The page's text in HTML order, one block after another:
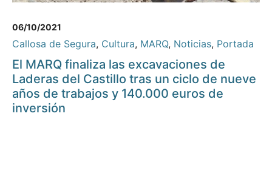
06/10/2021
Callosa de Segura, Cultura, MARQ, Noticias, Portada
El MARQ finaliza las excavaciones de
Laderas del Castillo tras un ciclo de nueve
años de trabajos y 140.000 euros de
inversión